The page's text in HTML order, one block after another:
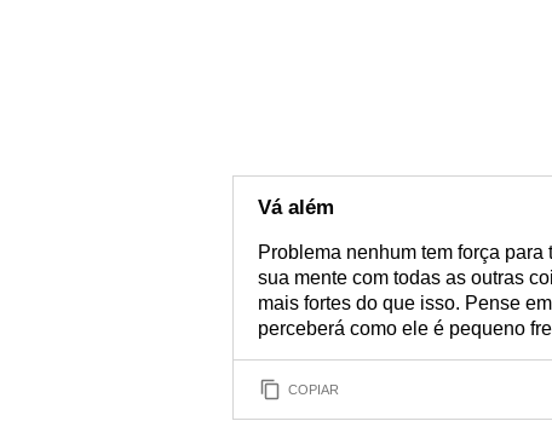
Vá além
Problema nenhum tem força
sua mente com todas as outras
mais fortes do que isso. Pense
perceberá como ele é pequeno
COPIAR